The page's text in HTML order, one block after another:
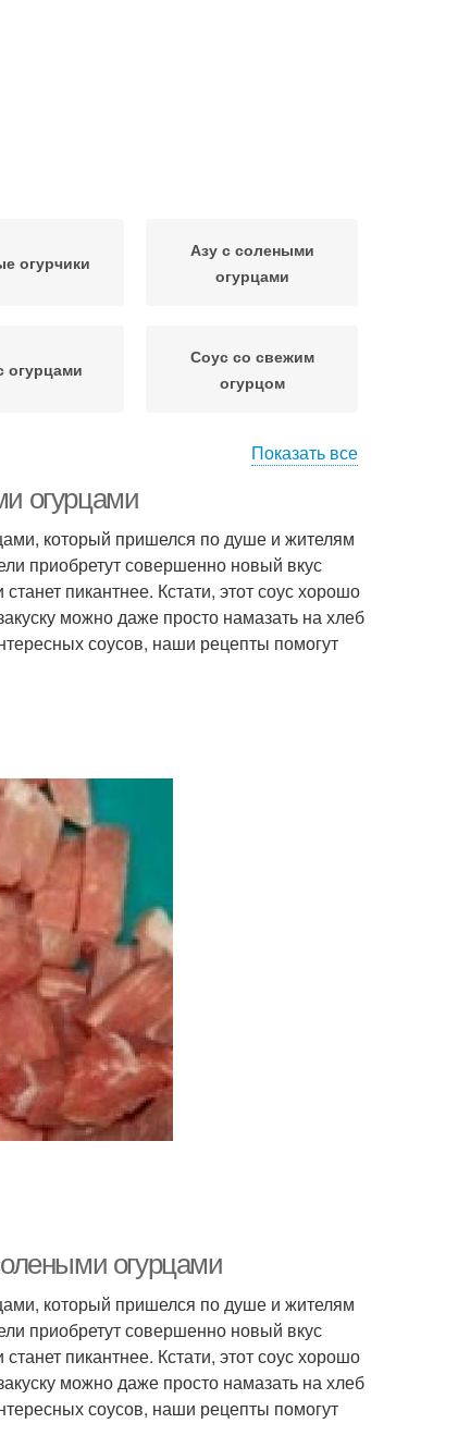
огурчики
Азу с солеными
огурцами
огурцами
Соус со свежим
огурцом
Показать все
огурцами
который пришелся по душе и жителям
приобретут совершенно новый вкус
пикантнее. Кстати, этот соус хорошо
можно даже просто намазать на хлеб
соусов, наши рецепты помогут
огурцами
который пришелся по душе и жителям
приобретут совершенно новый вкус
пикантнее. Кстати, этот соус хорошо
можно даже просто намазать на хлеб
соусов, наши рецепты помогут